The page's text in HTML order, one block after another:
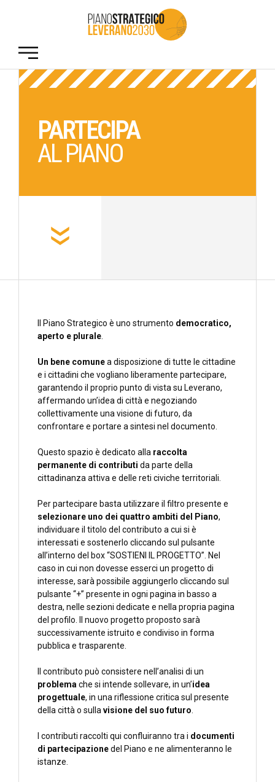
PARTECIPA
AL PIANO
Il Piano Strategico è uno strumento democratico,
aperto e plurale
Un bene comunea disposizione di tutte le cittadine
e i cittadini che vogliano liberamente partecipare,
garantendo il proprio punto di vista su Leverano,
affermando un’idea di città e negoziando
collettivamente una visione di futuro, da
confrontare e portare a sintesi nel documento.
Questo spazio è dedicato alla raccolta
permanente di contributi da parte della
cittadinanza attiva e delle reti civiche territoriali.
Per partecipare basta utilizzare il filtro presente e
selezionare uno dei quattro ambiti del Piano,
individuare il titolo del contributo a cui si è
interessati e sostenerlo cliccando sul pulsante
all’interno del box “SOSTIENI IL PROGETTO”. Nel
caso in cui non dovesse esserci un progetto di
interesse, sarà possibile aggiungerlo cliccando sul
pulsante “+” presente in ogni pagina in basso a
destra, nelle sezioni dedicate e nella propria pagina
del profilo. Il nuovo progetto proposto sarà
successivamente istruito e condiviso in forma
pubblica e trasparente.
Il contributo può consistere nell’analisi di un
problema che si intende sollevare, in un’idea
progettuale, in una riflessione critica sul presente
della città o sulla visione del suo futuro
I contributi raccolti qui confluiranno tra i documenti
di partecipazionedel Piano e ne alimenteranno le
istanze.